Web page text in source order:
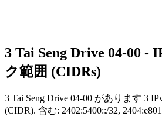
3 Tai Seng Drive 04-00 -
ク範囲 (CIDRs)
3 Tai Seng Drive 04-00 があります 3
(CIDR). 含む: 2402:5400::/32,